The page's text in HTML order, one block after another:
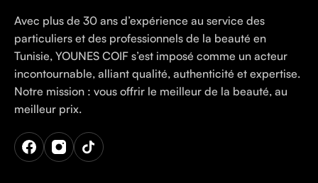
Avec plus de 30 ans d’expérience au service des
particuliers et des professionnels de la beauté en
Tunisie, YOUNES COIF s’est imposé comme un acteur
incontournable, alliant qualité, authenticité et expertise.
Notre mission : vous offrir le meilleur de la beauté, au
meilleur prix.